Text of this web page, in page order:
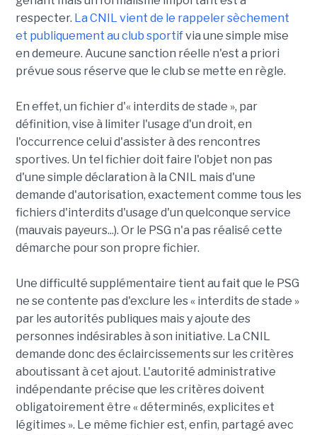
respecter. La CNIL vient de le rappeler sèchement
et publiquement au club sportifvia une simple mise
en demeure. Aucune sanction réelle n'est a priori
prévue sous réserve que le club se mette en règle.
En effet, un fichier d'« interdits de stade », par
définition, vise à limiter l'usage d'un droit, en
l'occurrence celui d'assister à des rencontres
sportives. Un tel fichier doit faire l'objet non pas
d'une simple déclaration à la CNIL mais d'une
demande d'autorisation, exactement comme tous les
fichiers d'interdits d'usage d'un quelconque service
(mauvais payeurs...). Or le PSG n'a pas réalisé cette
démarche pour son propre fichier.
Une difficulté supplémentaire tient au fait que le PSG
ne se contente pas d'exclure les « interdits de stade »
par les autorités publiques mais y ajoute des
personnes indésirables à son initiative. La CNIL
demande donc des éclaircissements sur les critères
aboutissant à cet ajout. L'autorité administrative
indépendante précise que les critères doivent
obligatoirement être « déterminés, explicites et
légitimes ». Le même fichier est, enfin, partagé avec